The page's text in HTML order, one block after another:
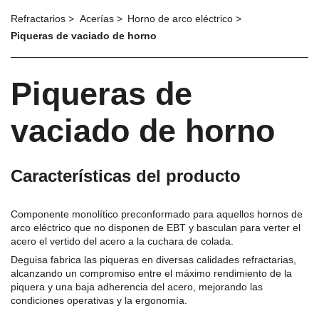
Refractarios Acerías
Horno de arco eléctrico
Piqueras de vaciado de horno
Piqueras de
vaciado de horno
Características del producto
Componente monolítico preconformado para aquellos hornos de
arco eléctrico que no disponen de EBT y basculan para verter el
acero el vertido del acero a la cuchara de colada.
Deguisa fabrica las piqueras en diversas calidades refractarias,
alcanzando un compromiso entre el máximo rendimiento de la
piquera y una baja adherencia del acero, mejorando las
condiciones operativas y la ergonomía.